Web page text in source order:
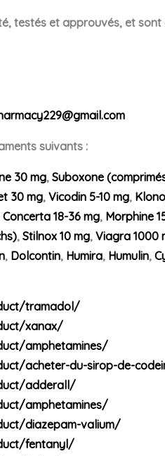
testés et approuvés, et
suivants :
30 mg, Suboxone
30 mg, Vicodin 5-10 mg,
Concerta 18-36 mg, Morphine
, Stilnox 10 mg, Viagra 1000
, Dolcontin, Humira, Humulin,
tramadol/
xanax/
amphetamines/
acheter-du-sirop-de-
adderall/
amphetamines/
diazepam-valium/
fentanyl/